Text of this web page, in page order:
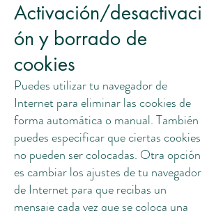
Activación/desactivaci
ón y borrado de
cookies
Puedes utilizar tu navegador de
Internet para eliminar las cookies de
forma automática o manual. También
puedes especificar que ciertas cookies
no pueden ser colocadas. Otra opción
es cambiar los ajustes de tu navegador
de Internet para que recibas un
mensaje cada vez que se coloca una